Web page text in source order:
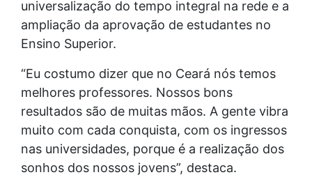
universalização do tempo integral na rede e a
ampliação da aprovação de estudantes no
Ensino Superior.
“Eu costumo dizer que no Ceará nós temos
melhores professores. Nossos bons
resultados são de muitas mãos. A gente vibra
muito com cada conquista, com os ingressos
nas universidades, porque é a realização dos
sonhos dos nossos jovens”, destaca.